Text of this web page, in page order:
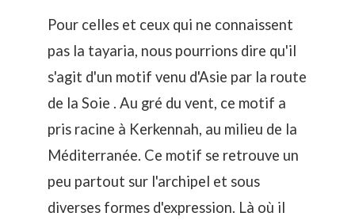
Pour celles et ceux qui ne connaissent
pas la tayaria, nous pourrions dire qu'il
s'agit d'un motif venu d'Asie par la route
de la Soie . Au gré du vent, ce motif a
pris racine à Kerkennah, au milieu de la
Méditerranée. Ce motif se retrouve un
peu partout sur l'archipel et sous
diverses formes d'expression. Là où il